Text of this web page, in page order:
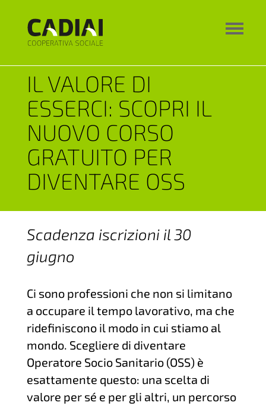
IL VALORE DI
ESSERCI: SCOPRI IL
NUOVO CORSO
GRATUITO PER
DIVENTARE OSS
Scadenza iscrizioni il 30
giugno
Ci sono professioni che non si limitano
a occupare il tempo lavorativo, ma che
ridefiniscono il modo in cui stiamo al
mondo. Scegliere di diventare
Operatore Socio Sanitario (OSS) è
esattamente questo: una scelta di
valore per sé e per gli altri, un percorso